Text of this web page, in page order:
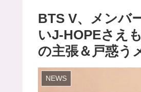
BTS V、メンバ
いJ-HOPEさえ
の主張＆戸惑う
NEWS